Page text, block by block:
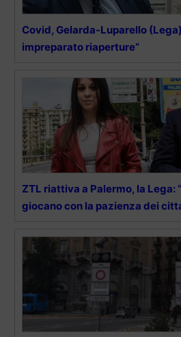
Covid, Gelarda-Luparello
impreparato riaperture”
ZTL riattiva a Palermo, la Lega:
giocano con la pazienza dei